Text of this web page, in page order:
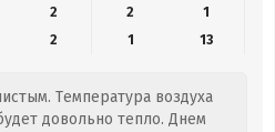
2 2
1
2 1 13
Температура воздуха
довольно тепло. Днем